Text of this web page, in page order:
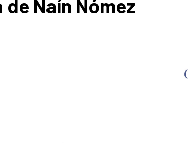
Naín Nómez